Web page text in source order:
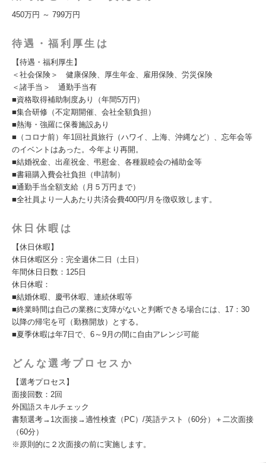
450万円 ～ 799万円
待遇・福利厚生は
【待遇・福利厚生】
＜社会保険＞ 健康保険、厚生年金、雇用保険、労災保険
＜諸手当＞ 通勤手当有
■資格取得補助制度あり（年間5万円）
■集合研修（不定期開催、会社全額負担）
■熱海・強羅に保養施設あり
■（コロナ前）年1回社員旅行（ハワイ、上海、沖縄など）、忘年会等
のイベントはあった。今年より再開。
■結婚祝金、出産祝金、弔慰金、各種親睦会の補助金等
■書籍購入費会社負担（申請制）
■通勤手当全額支給（月５万円まで）
■全社員より一人あたり共済会費400円/月を徴収致します。
休日休暇は
【休日休暇】
休日休暇区分：完全週休二日（土日）
年間休日日数：125日
休日休暇：
■結婚休暇、慶弔休暇、連続休暇等
■終業時間は自己の業務に支障がないと判断できる場合には、17：30
以降の帰宅を可（勤務開放）とする。
■夏季休暇は年7日で、6～9月の間に自由アレンジ可能
どんな選考プロセスか
【選考プロセス】
面接回数：2回
外国語スキルチェック
書類選考→1次面接→適性検査（PC）/英語テスト（60分）＋二次面接
（60分）
※原則的に２次面接の前に実施します。